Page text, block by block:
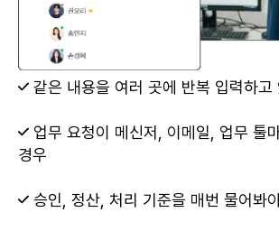
같은 내용을 여러 곳에 반복 입력하고
업무 요청이 메신저, 이메일, 업무 툴
경우
승인, 정산, 처리 기준을 매번 물어봐